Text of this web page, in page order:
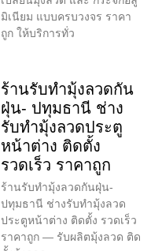
มิเนียม แบบครบวงจร ราคา
ถูก ให้บริการทั่ว
ร้านรับทำมุ้งลวดกัน
ฝุ่น- ปทุมธานี ช่าง
รับทำมุ้งลวดประตู
หน้าต่าง ติดตั้ง
รวดเร็ว ราคาถูก
ร้านรับทำมุ้งลวดกันฝุ่น-
ปทุมธานี ช่างรับทำมุ้งลวด
ประตูหน้าต่าง ติดตั้ง รวดเร็ว
ราคาถูก — รับผลิตมุ้งลวด ติด